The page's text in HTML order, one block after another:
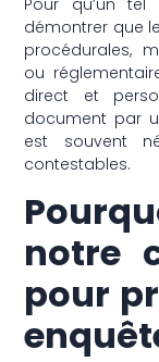
démontrer que
procédurales,
ou
direct et
document par
est souvent
contestables.
notre
pour